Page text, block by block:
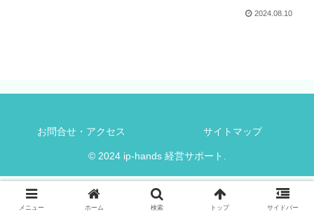
2024.08.10
お問合せ・アクセス サイトマップ
© 2024 ip-hands 経営サポート.
メニュー ホーム 検索 トップ サイドバー